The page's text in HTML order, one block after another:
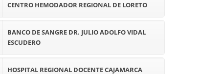
CENTRO HEMODADOR REGIONAL DE LORETO
BANCO DE SANGRE DR. JULIO ADOLFO VIDAL
ESCUDERO
HOSPITAL REGIONAL DOCENTE CAJAMARCA